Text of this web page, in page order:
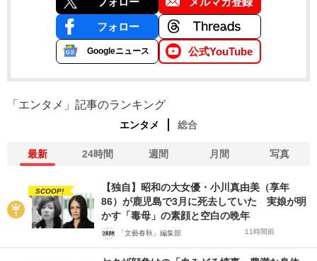
フォロー
Googleニュース 公式YouTube
「エンタメ」記事のランキング
エンタメ 総合
最新 24時間 週間 月間 写真
SCOOP!
【独自】昭和の大女優・小川真由美（享年
86）が鹿児島で3月に死去していた 実娘が明
かす「毒母」の素顔と空白の晩年
「文藝春秋」編集部 11時間前